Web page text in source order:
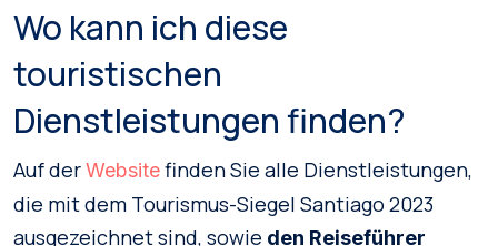
Wo kann ich diese
touristischen
Dienstleistungen finden?
Auf derWebsitefinden Sie alle Dienstleistungen,
die mit dem Tourismus-Siegel Santiago 2023
ausgezeichnet sind, sowie den Reiseführer